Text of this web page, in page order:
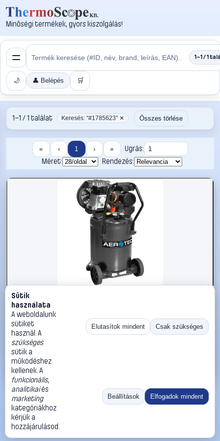
Minőségi termékek, gyors kiszolgálás!
1–1 / 1
🌙 👤 Belépés 🛒
1–1 / 1 találat Keresés: “#1785623” ✕ Összes törlése
« ‹ 1 › »
Ugrás:
Méret:
Rendezés:
#1785623
Aerotec 420-90 V TECH Sűrített levegős kompresszor 90
l 10 bar
Aerotec Légkompresszorok
369 990 Ft
Kosárba
«
Ugrás:
Méret:
Rendezés:
©2026
ThermoScope
ÁSZF
Cégbemutató
Sütik
használata
A weboldalunk
sütiket
használ. A
szükséges
sütik a
működéshez
kellenek. A
funkcionális,
analitikaiés
marketing
kategóriákhoz
kérjük a
hozzájárulásod.
Elutasítok mindent Csak szükséges
Beállítások Elfogadok mindent